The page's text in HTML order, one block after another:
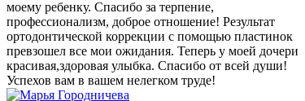
моему ребенку. Спасибо за терпение,
профессионализм, доброе отношение! Результат
ортодонтической коррекции с помощью пластинок
превзошел все мои ожидания. Теперь у моей дочери
красивая,здоровая улыбка. Спасибо от всей души!
Успехов вам в вашем нелегком труде!